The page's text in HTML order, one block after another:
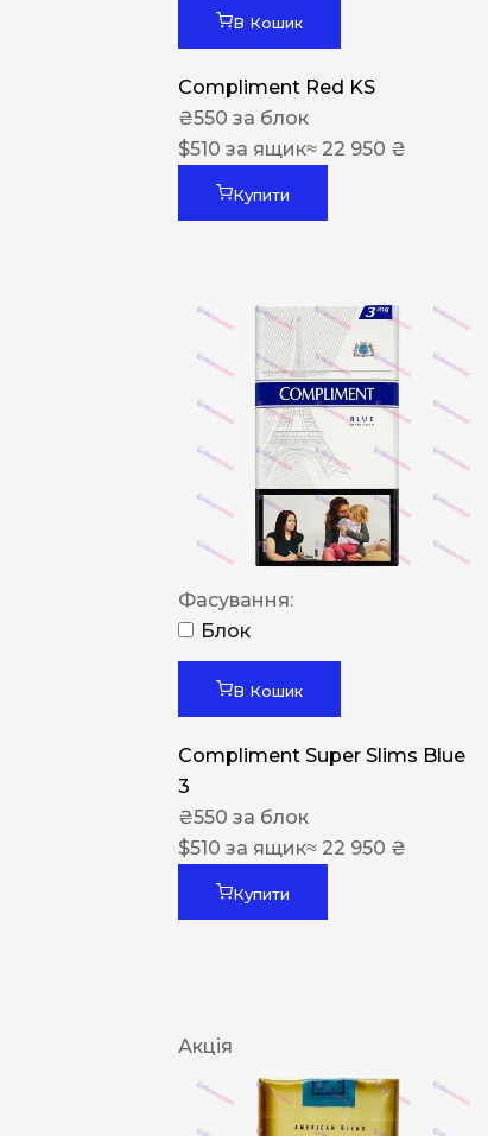
В Кошик
Compliment Red KS
₴550 за блок
$510 за ящик≈ 22 950 ₴
Купити
Фасування:
Блок
В Кошик
Compliment Super Slims Blue
3
₴550 за блок
$510 за ящик≈ 22 950 ₴
Купити
Акція